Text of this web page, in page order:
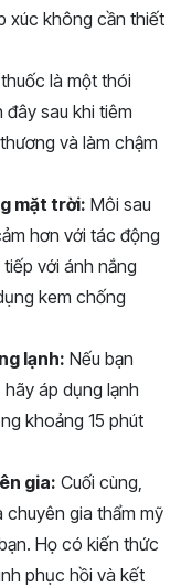
xúc không cần thiết
là một thói
sau khi tiêm
và làm chậm
mặt trời: Môi sau
hơn với tác động
với ánh nắng
kem chống
lạnh: Nếu bạn
áp dụng lạnh
khoảng 15 phút
gia: Cuối cùng,
gia thẩm mỹ
Họ có kiến thức
phục hồi và kết